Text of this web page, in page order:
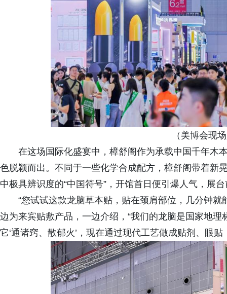
（美博会现
在这场国际化盛宴中，樟舒阁作为承载中国千年木
色脱颖而出。不同于一些化学合成配方，樟舒阁带着新
中极具辨识度的“中国符号”，开馆首日便引爆人气，展
“您试试这款龙脑草本贴，贴在颈肩部位，几分钟
边为来宾贴敷产品，一边介绍，“我们的龙脑是国家地
它‘通诸窍、散郁火’，现在通过现代工艺做成贴剂、眼